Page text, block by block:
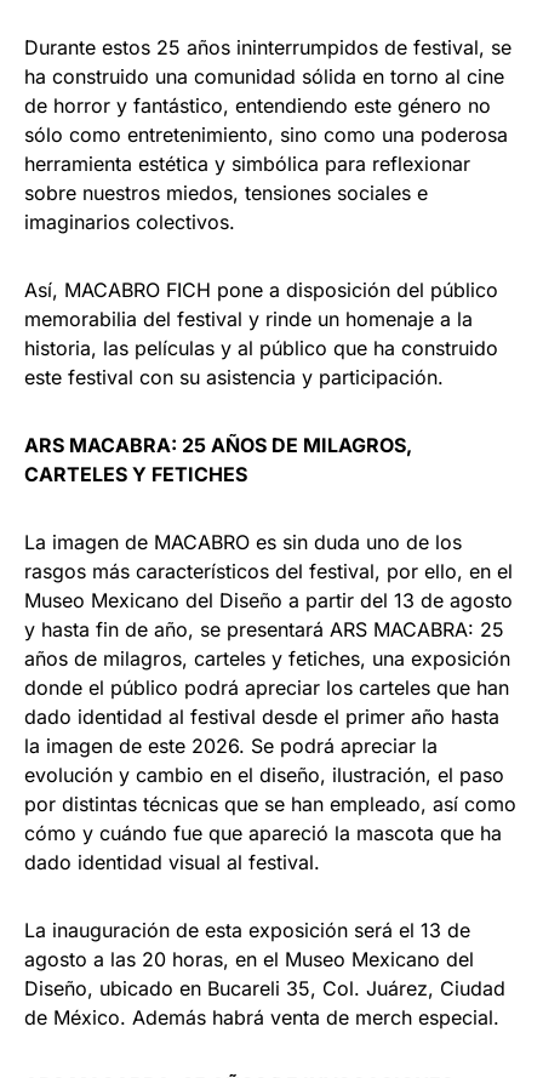
Durante estos 25 años ininterrumpidos de festival, se
ha construido una comunidad sólida en torno al cine
de horror y fantástico, entendiendo este género no
sólo como entretenimiento, sino como una poderosa
herramienta estética y simbólica para reflexionar
sobre nuestros miedos, tensiones sociales e
imaginarios colectivos.
Así, MACABRO FICH pone a disposición del público
memorabilia del festival y rinde un homenaje a la
historia, las películas y al público que ha construido
este festival con su asistencia y participación.
ARS MACABRA: 25 AÑOS DE MILAGROS,
CARTELES Y FETICHES
La imagen de MACABRO es sin duda uno de los
rasgos más característicos del festival, por ello, en el
Museo Mexicano del Diseño a partir del 13 de agosto
y hasta fin de año, se presentará ARS MACABRA: 25
años de milagros, carteles y fetiches, una exposición
donde el público podrá apreciar los carteles que han
dado identidad al festival desde el primer año hasta
la imagen de este 2026. Se podrá apreciar la
evolución y cambio en el diseño, ilustración, el paso
por distintas técnicas que se han empleado, así como
cómo y cuándo fue que apareció la mascota que ha
dado identidad visual al festival.
La inauguración de esta exposición será el 13 de
agosto a las 20 horas, en el Museo Mexicano del
Diseño, ubicado en Bucareli 35, Col. Juárez, Ciudad
de México. Además habrá venta de merch especial.